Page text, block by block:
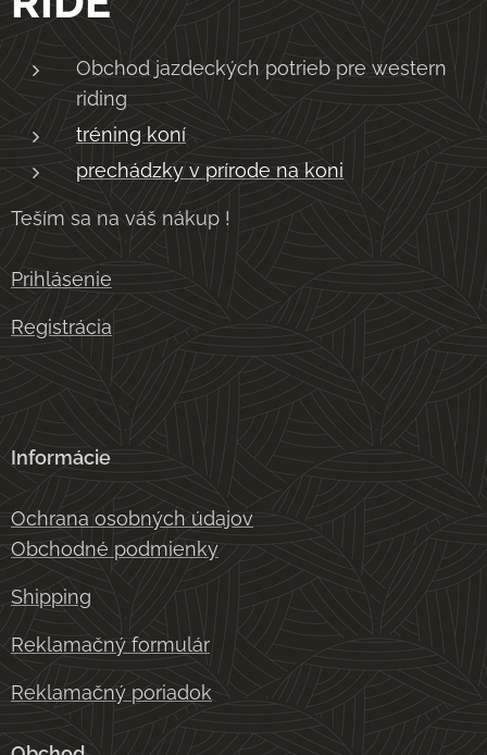
Obchod jazdeckých potrieb pre western
riding
tréning koní
prechádzky v prírode na koni
Teším sa na váš nákup !
Prihlásenie
Registrácia
Informácie
Ochrana osobných údajov
Obchodné podmienky
Shipping
Reklamačný formulár
Reklamačný poriadok